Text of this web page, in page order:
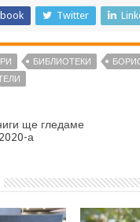
Twitter
БИБЛИОТЕКИ
ще гледаме
а